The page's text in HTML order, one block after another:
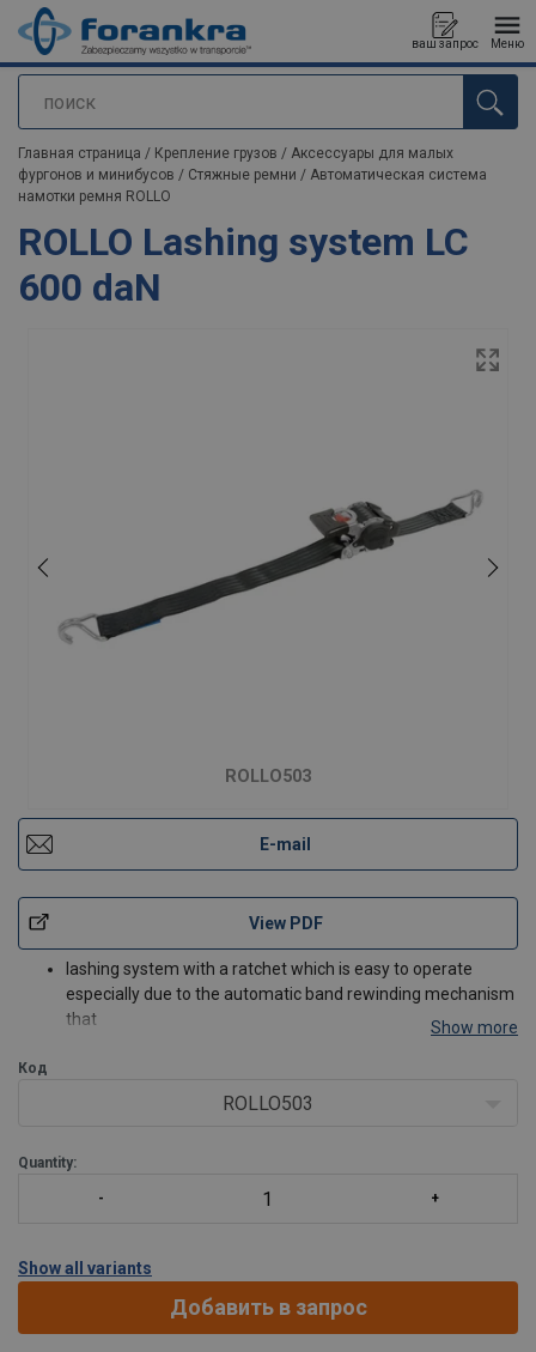
поиск
ваш запрос Меню
Продукт добавлен в ваш запрос
Главная страница / Крепление грузов / Аксессуары для малых
фургонов и минибусов / Стяжные ремни / Автоматическая система
намотки ремня ROLLO
ROLLO Lashing system LC
600 daN
ROLLO503
E-mail
View PDF
lashing system with a ratchet which is easy to operate
especially due to the automatic band rewinding mechanism
that
vans or any equivalent
Show more
Код
ROLLO503
Quantity:
Show all variants
Добавить в запрос